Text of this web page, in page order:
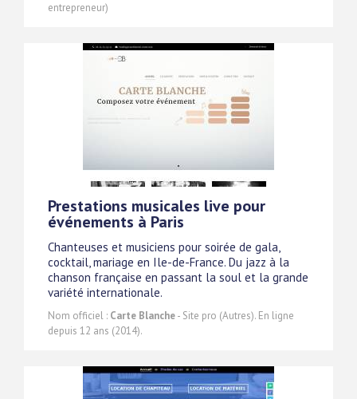
entrepreneur)
Prestations musicales live pour
événements à Paris
Chanteuses et musiciens pour soirée de gala,
cocktail, mariage en Ile-de-France. Du jazz à la
chanson française en passant la soul et la grande
variété internationale.
Nom officiel : Carte Blanche- Site pro (Autres). En ligne
depuis 12 ans (2014).